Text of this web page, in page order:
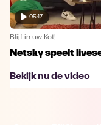
05:17
Blijf in uw Kot!
Netsky speelt
Bekijk nu de video